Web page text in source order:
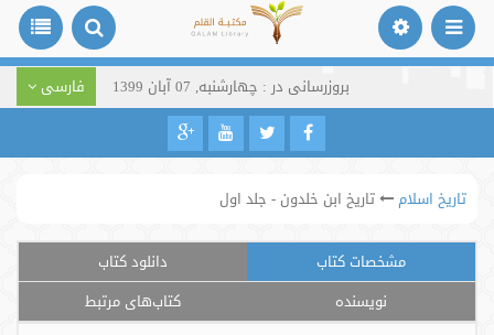
بروزرسانی در : چهارشنبه, 07 آبان 1399 فارسی
تاریخ اسلام تاریخ ابن خلدون - جلد اول
مشخصات کتاب
دانلود کتاب
نویسنده
کتاب‌های مرتبط